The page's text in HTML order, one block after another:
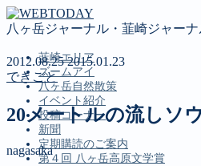
八ヶ岳ジャーナル・韮崎ジャー
韮崎エリア
ズームアイ
八ヶ岳自然散策
イベント紹介
投稿コーナー
新聞
定期購読のご案内
第４回 八ヶ岳高原文学賞
2012.08.252015.01.23
できごと
20メートルの流しソ
nagasaka